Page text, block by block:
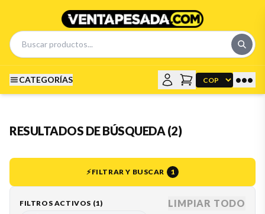
CATEGORÍAS •••
RESULTADOS DE BÚSQUEDA (2)
⚡FILTRAR Y BUSCAR 1
FILTROS ACTIVOS (1)
LIMPIAR TODO